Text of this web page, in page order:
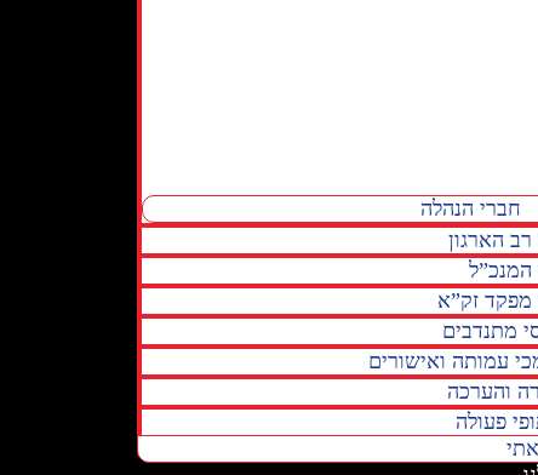
חברי הנהלה
הארגון
המנכ”ל
מפקד זק”א
מתנדבים
עמותה ואישורים
והערכה
פעולה